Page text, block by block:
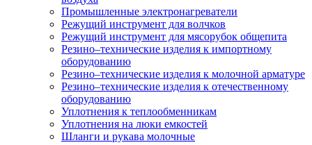
Промышленные электронагреватели
Режущий инструмент для волчков
Режущий инструмент для мясорубок общепита
Резино–технические изделия к импортному
оборудованию
Резино–технические изделия к молочной арматуре
Резино–технические изделия к отечественному
оборудованию
Уплотнения к теплообменникам
Уплотнения на люки емкостей
Шланги и рукава молочные